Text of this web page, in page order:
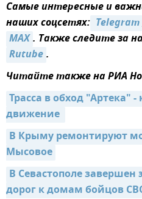
Самые интересные и
наших соцсетях: Telegram
MAX. Также следите за
Rutube.
Читайте также на РИА
Трасса в обход "Артека" -
движение
В Крыму ремонтируют
Мысовое
В Севастополе завершен
дорог к домам бойцов